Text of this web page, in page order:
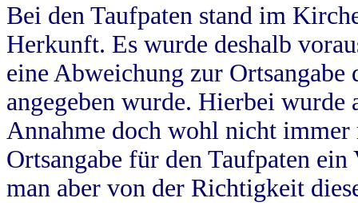
Bei den Taufpaten stand im
Herkunft. Es wurde deshalb
eine Abweichung zur
angegeben wurde. Hierbei wurde
Annahme doch wohl nicht
Ortsangabe für den Taufpaten
man aber von der Richtigkeit